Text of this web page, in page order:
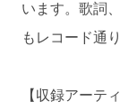
います。歌詞
もレコード通
【収録アーテ